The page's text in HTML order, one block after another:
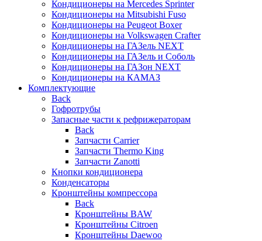
Кондиционеры на Mercedes Sprinter
Кондиционеры на Mitsubishi Fuso
Кондиционеры на Peugeot Boxer
Кондиционеры на Volkswagen Crafter
Кондиционеры на ГАЗель NEXT
Кондиционеры на ГАЗель и Соболь
Кондиционеры на ГАЗон NEXT
Кондиционеры на КАМАЗ
Комплектующие
Back
Гофротрубы
Запасные части к рефрижераторам
Back
Запчасти Carrier
Запчасти Thermo King
Запчасти Zanotti
Кнопки кондиционера
Конденсаторы
Кронштейны компрессора
Back
Кронштейны BAW
Кронштейны Citroen
Кронштейны Daewoo